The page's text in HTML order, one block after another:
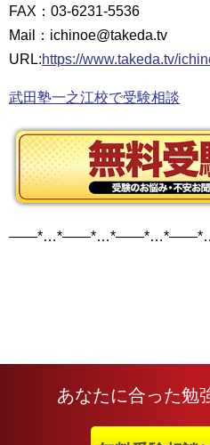
FAX：03-6231-5536
Mail：ichinoe@takeda.tv
URL:https://www.takeda.tv/
武田塾一之江校で受験相談
あなたに合った勉